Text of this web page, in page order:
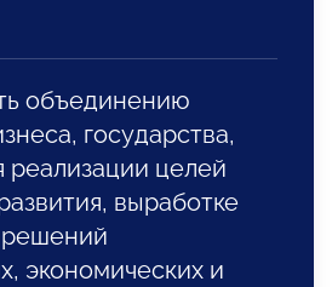
объединению
государства,
реализации целей
выработке
решений
экономических и